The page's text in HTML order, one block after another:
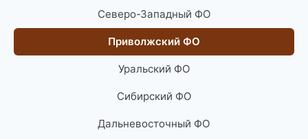
Северо-Западный ФО
Приволжский ФО
Уральский ФО
Сибирский ФО
Дальневосточный ФО